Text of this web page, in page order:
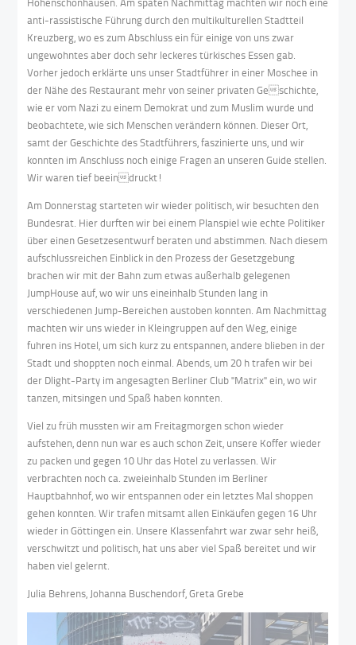
anti-rassistische Führung durch den multikulturellen Stadtteil
Kreuzberg, wo es zum Abschluss ein für einige von uns zwar
ungewohntes aber doch sehr leckeres türkisches Essen gab.
Vorher jedoch erklärte uns unser Stadtführer in einer Moschee in
der Nähe des Restaurant mehr von seiner privaten Geschichte,
wie er vom Nazi zu einem Demokrat und zum Muslim wurde und
beobachtete, wie sich Menschen verändern können. Dieser Ort,
samt der Geschichte des Stadtführers, faszinierte uns, und wir
konnten im Anschluss noch einige Fragen an unseren Guide stellen.
Wir waren tief beeindruckt!
Am Donnerstag starteten wir wieder politisch, wir besuchten den
Bundesrat. Hier durften wir bei einem Planspiel wie echte Politiker
über einen Gesetzesentwurf beraten und abstimmen. Nach diesem
aufschlussreichen Einblick in den Prozess der Gesetzgebung
brachen wir mit der Bahn zum etwas außerhalb gelegenen
JumpHouse auf, wo wir uns eineinhalb Stunden lang in
verschiedenen Jump-Bereichen austoben konnten. Am Nachmittag
machten wir uns wieder in Kleingruppen auf den Weg, einige
fuhren ins Hotel, um sich kurz zu entspannen, andere blieben in der
Stadt und shoppten noch einmal. Abends, um 20 h trafen wir bei
der Dlight-Party im angesagten Berliner Club "Matrix" ein, wo wir
tanzen, mitsingen und Spaß haben konnten.
Viel zu früh mussten wir am Freitagmorgen schon wieder
aufstehen, denn nun war es auch schon Zeit, unsere Koffer wieder
zu packen und gegen 10 Uhr das Hotel zu verlassen. Wir
verbrachten noch ca. zweieinhalb Stunden im Berliner
Hauptbahnhof, wo wir entspannen oder ein letztes Mal shoppen
gehen konnten. Wir trafen mitsamt allen Einkäufen gegen 16 Uhr
wieder in Göttingen ein. Unsere Klassenfahrt war zwar sehr heiß,
verschwitzt und politisch, hat uns aber viel Spaß bereitet und wir
haben viel gelernt.
Julia Behrens, Johanna Buschendorf, Greta Grebe